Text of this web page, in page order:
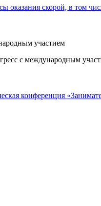
оказания скорой, в том
участием
с международным
конференция